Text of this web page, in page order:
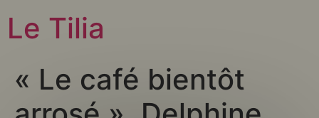
Le Tilia
« Le café bientôt